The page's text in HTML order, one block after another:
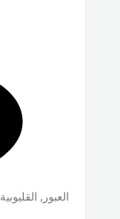
العبور , القليوبية